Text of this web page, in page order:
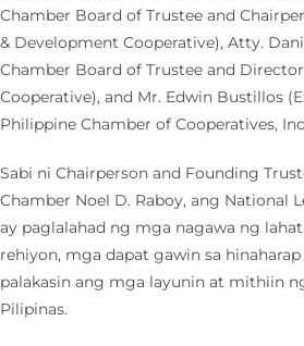
Chamber Board of Trustee and
& Development Cooperative), Atty.
Chamber Board of Trustee and
Cooperative), and Mr. Edwin Bustillos
Philippine Chamber of Cooperatives,
Sabi ni Chairperson and Founding
Chamber Noel D. Raboy, ang National
ay paglalahad ng mga nagawa ng
rehiyon, mga dapat gawin sa
palakasin ang mga layunin at mithiin
Pilipinas.